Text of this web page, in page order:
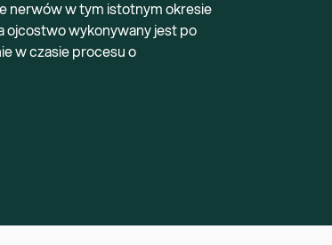
nerwów w tym istotnym okresie
ojcostwo wykonywany jest po
w czasie procesu o